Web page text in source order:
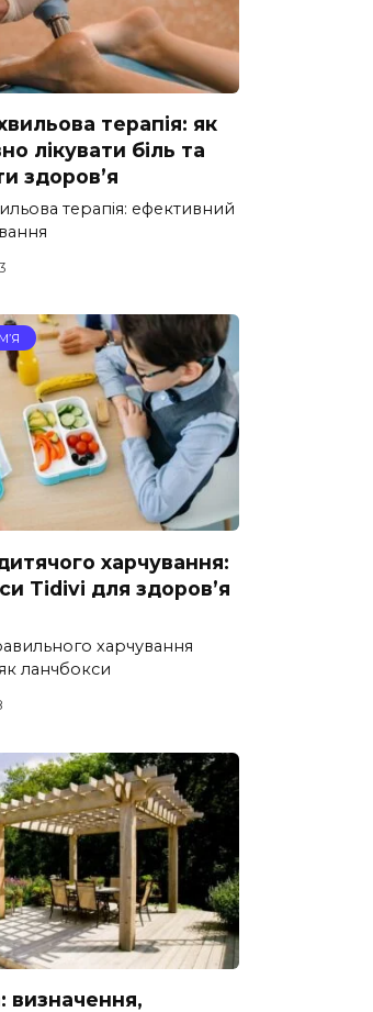
терапія: як
лікувати біль та
здоров’я
терапія: ефективний
харчування:
Tidivi для здоров’я
харчування
ланчбокси
визначення,